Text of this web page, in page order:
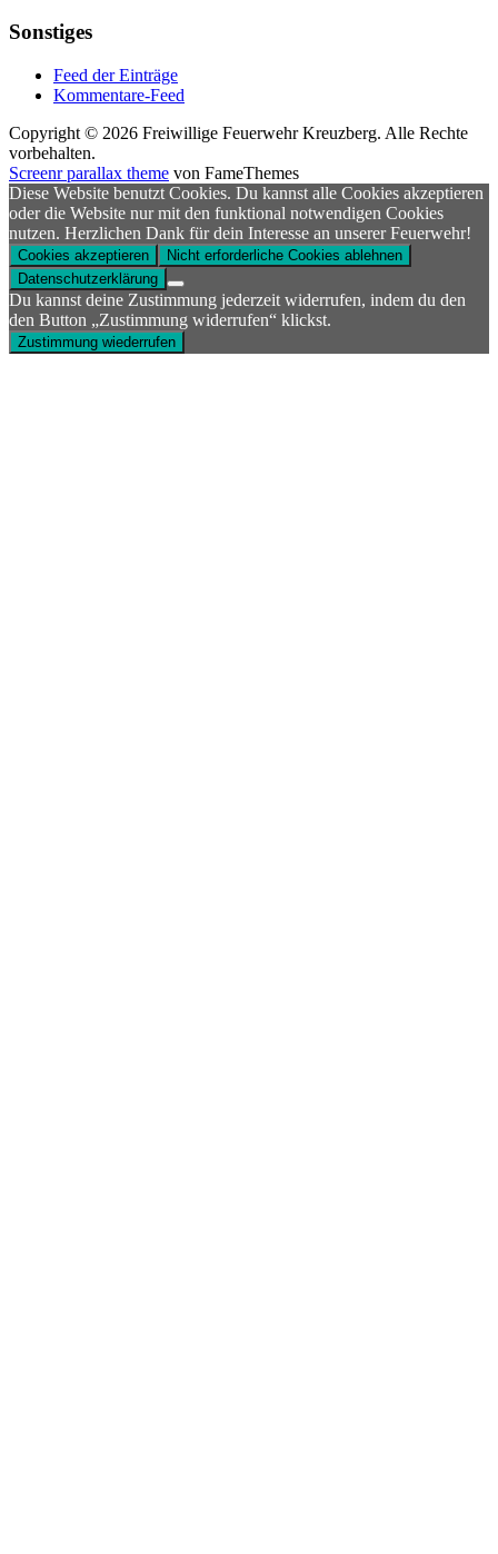
Sonstiges
Feed der Einträge
Kommentare-Feed
Copyright © 2026 Freiwillige Feuerwehr Kreuzberg. Alle Rechte
vorbehalten.
Screenr parallax theme von FameThemes
Diese Website benutzt Cookies. Du kannst alle Cookies akzeptieren
oder die Website nur mit den funktional notwendigen Cookies
nutzen. Herzlichen Dank für dein Interesse an unserer Feuerwehr!
Cookies akzeptieren
Nicht erforderliche Cookies ablehnen
Datenschutzerklärung
Du kannst deine Zustimmung jederzeit widerrufen, indem du den
den Button „Zustimmung widerrufen“ klickst.
Zustimmung wiederrufen